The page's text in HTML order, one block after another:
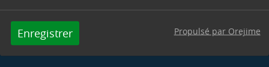
Enregistrer Propulsé par Orejime